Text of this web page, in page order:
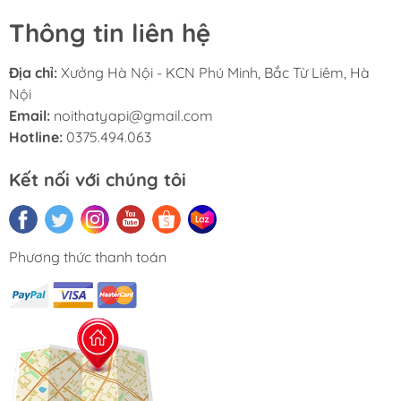
Thông tin liên hệ
Địa chỉ: Xưởng Hà Nội - KCN Phú Minh, Bắc Từ Liêm, Hà
Nội
Email: noithatyapi@gmail.com
Hotline: 0375.494.063
Kết nối với chúng tôi
Phương thức thanh toán